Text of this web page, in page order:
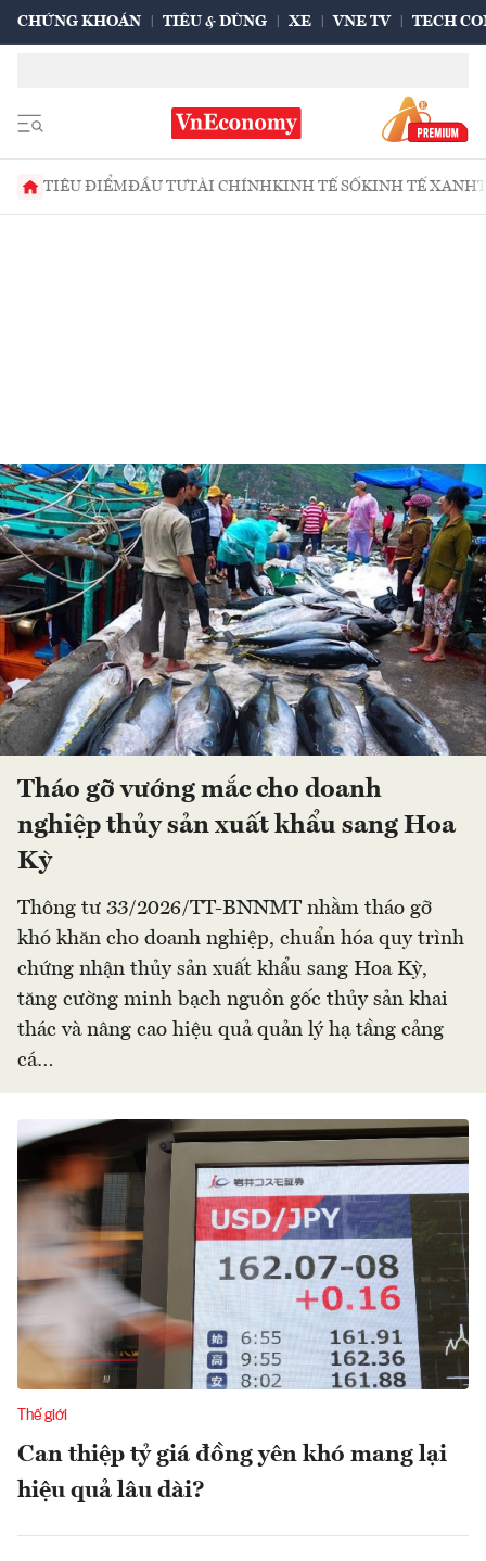
CHỨNG KHOÁN TIÊU & DÙNG XE VNE TV TECH
TIÊU ĐIỂMĐẦU TƯTÀI CHÍNHKINH TẾ SỐKINH TẾ XANH
Tháo gỡ vướng mắc cho doanh
nghiệp thủy sản xuất khẩu sang Hoa
Kỳ
Thông tư 33/2026/TT-BNNMT nhằm tháo gỡ
khó khăn cho doanh nghiệp, chuẩn hóa quy trình
chứng nhận thủy sản xuất khẩu sang Hoa Kỳ,
tăng cường minh bạch nguồn gốc thủy sản khai
thác và nâng cao hiệu quả quản lý hạ tầng cảng
cá…
Thế giới
Can thiệp tỷ giá đồng yên khó mang lại
hiệu quả lâu dài?